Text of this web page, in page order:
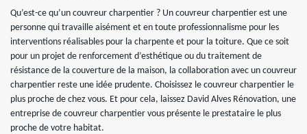
Qu’est-ce qu’un couvreur charpentier ? Un couvreur charpentier est une
personne qui travaille aisément et en toute professionnalisme pour les
interventions réalisables pour la charpente et pour la toiture. Que ce soit
pour un projet de renforcement d’esthétique ou du traitement de
résistance de la couverture de la maison, la collaboration avec un couvreur
charpentier reste une idée prudente. Choisissez le couvreur charpentier le
plus proche de chez vous. Et pour cela, laissez David Alves Rénovation, une
entreprise de couvreur charpentier vous présente le prestataire le plus
proche de votre habitat.